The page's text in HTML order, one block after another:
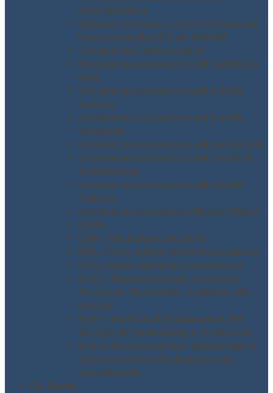
Architettonica
Obbligo formativo – corsi sicurezza sul
lavoro secondo il D.Lgs. 81/2008
Consulenza Testo Unico 81
Consulenza valutazione del Rischio da
MMC
Consulenza valutazione del Rischio
Rumore
Consulenza valutazione del Rischio
Vibrazioni
Consulenza valutazione del rischio ROA
Consulenza valutazione del rischio di
fulminazione
Consulenza valutazione del Rischio
Chimico
Consulenza valutazione Rischio Stress
DUVRI
DVR – Valutazione dei rischi
PEE – Piano di Emergenza Evacuazione
POS – Piano Operativo di Sicurezza
RLST – Rappresentante Lavoratori
Sicurezza Territoriale – supporto alla
nomina
RSPP – Incarico di Responsabile del
Servizio di Prevenzione e Protezione
Analisi tecnica gratuita: sopralluogo in
sede e parere preliminare tramite
Questionario
Chi Siamo